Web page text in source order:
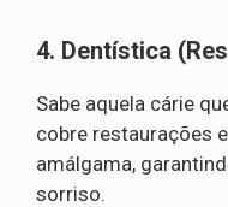
4. Dentística
Sabe aquela cárie
cobre restaurações
amálgama,
sorriso.